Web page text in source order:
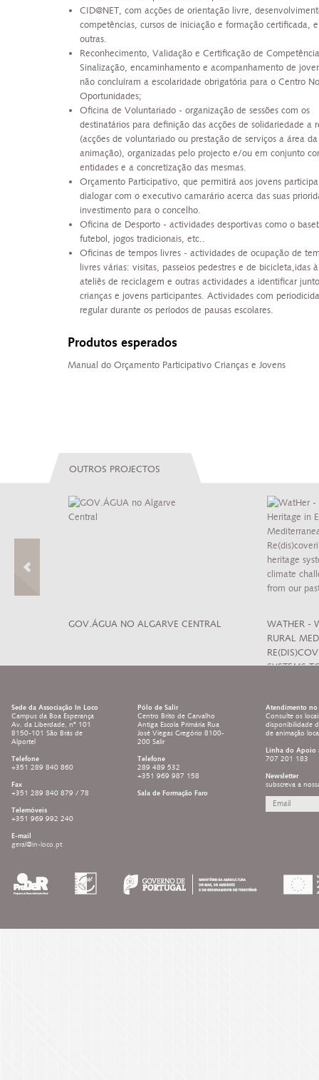
CID@NET, com acções de orientação livre,
competências, cursos de iniciação e formação certificada,
outras.
Reconhecimento, Validação e Certificação de
Sinalização, encaminhamento e acompanhamento de
não concluíram a escolaridade obrigatória para o Centro
Oportunidades;
Oficina de Voluntariado - organização de sessões com os
destinatários para definição das acções de solidariedade a
(acções de voluntariado ou prestação de serviços a área da
animação), organizadas pelo projecto e/ou em conjunto
entidades e a concretização das mesmas.
Orçamento Participativo, que permitirá aos jovens
dialogar com o executivo camarário acerca das suas
investimento para o concelho.
Oficina de Desporto - actividades desportivas como o
futebol, jogos tradicionais, etc..
Oficinas de tempos livres - actividades de ocupação de
livres várias: visitas, passeios pedestres e de bicicleta,idas
ateliês de reciclagem e outras actividades a identificar
crianças e jovens participantes. Actividades com
regular durante os períodos de pausas escolares.
Produtos esperados
Manual do Orçamento Participativo Crianças e Jovens
OUTROS PROJECTOS
GOV.ÁGUA NO ALGARVE CENTRAL
WATHER -
RURAL
SYSTEMS
Sede da Associação In Loco
Campus da Boa Esperança
Av. da Liberdade, nº 101
8150-101 São Brás de
Alportel
Telefone
+351 289 840 860
Fax
+351 289 840 879 / 78
Telemóveis
+351 969 992 240
E-mail
geral@in-loco.pt
Pólo de Salir
Centro Brito de Carvalho
Antiga Escola Primária Rua
José Viegas Gregório 8100-
200 Salir
Telefone
289 489 532
+351 969 987 158
Sala de Formação Faro
Atendimento no
Consulte os
disponibilidade
de animação
Linha do Apoio
707 201 183
Newsletter
subscreva a